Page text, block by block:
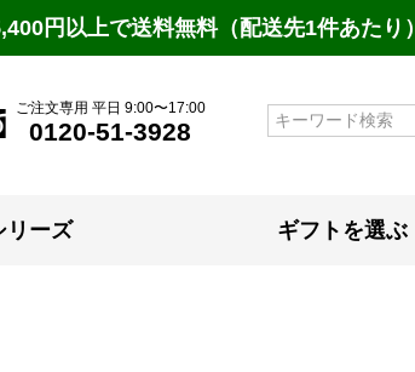
円以上で送料無料（配送先1件あたり）
ご注文専用 平日 9:00〜17:00
0120-51-3928
リーズ ギフトを選ぶ